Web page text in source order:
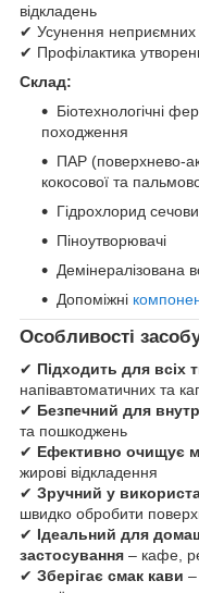
відкладень
✔ Усунення неприємних
✔ Профілактика
Склад:
Біотехнологічні
походження
ПАР (поверхнево-
кокосової та
Гідрохлорид
Піноутворювачі
Демінералізована
Допоміжні
Особливості
✔ Підходить для всіх
напівавтоматичних та
✔ Безпечний для
та пошкоджень
✔ Ефективно очищує
жирові відкладення
✔ Зручний у
швидко обробити
✔ Ідеальний для
застосування – кафе,
✔ Зберігає смак кави –